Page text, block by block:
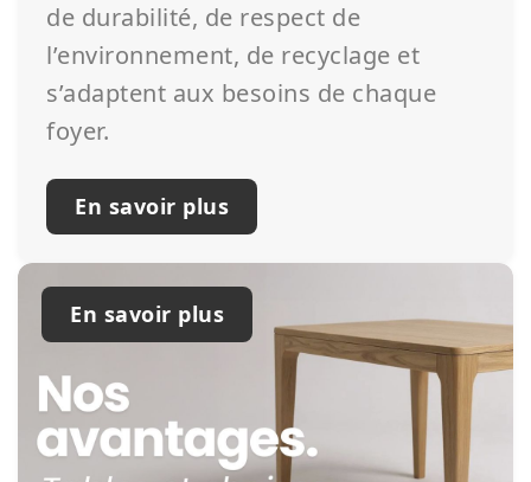
de durabilité, de respect de
l’environnement, de recyclage et
s’adaptent aux besoins de chaque
foyer.
En savoir plus
En savoir plus